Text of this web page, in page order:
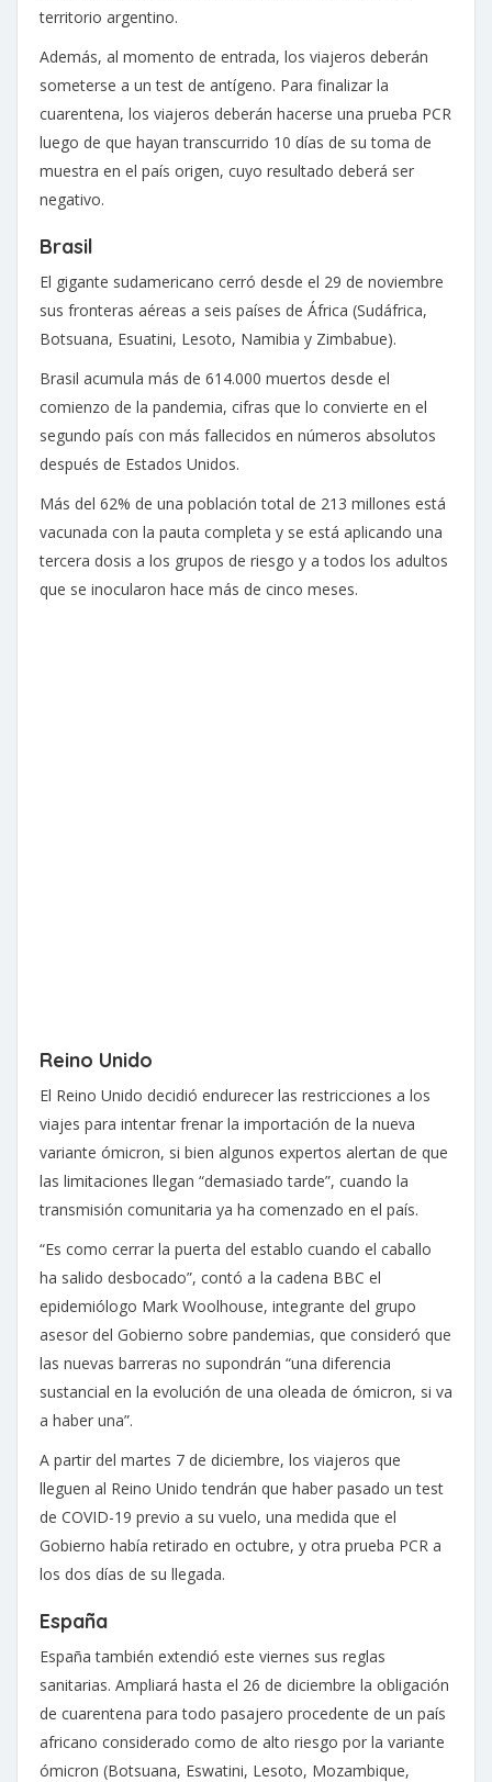
territorio argentino.
Además, al momento de entrada, los viajeros deberán
someterse a un test de antígeno. Para finalizar la
cuarentena, los viajeros deberán hacerse una prueba PCR
luego de que hayan transcurrido 10 días de su toma de
muestra en el país origen, cuyo resultado deberá ser
negativo.
Brasil
El gigante sudamericano cerró desde el 29 de noviembre
sus fronteras aéreas a seis países de África (Sudáfrica,
Botsuana, Esuatini, Lesoto, Namibia y Zimbabue).
Brasil acumula más de 614.000 muertos desde el
comienzo de la pandemia, cifras que lo convierte en el
segundo país con más fallecidos en números absolutos
después de Estados Unidos.
Más del 62% de una población total de 213 millones está
vacunada con la pauta completa y se está aplicando una
tercera dosis a los grupos de riesgo y a todos los adultos
que se inocularon hace más de cinco meses.
Reino Unido
El Reino Unido decidió endurecer las restricciones a los
viajes para intentar frenar la importación de la nueva
variante ómicron, si bien algunos expertos alertan de que
las limitaciones llegan “demasiado tarde”, cuando la
transmisión comunitaria ya ha comenzado en el país.
“Es como cerrar la puerta del establo cuando el caballo
ha salido desbocado”, contó a la cadena BBC el
epidemiólogo Mark Woolhouse, integrante del grupo
asesor del Gobierno sobre pandemias, que consideró que
las nuevas barreras no supondrán “una diferencia
sustancial en la evolución de una oleada de ómicron, si va
a haber una”.
A partir del martes 7 de diciembre, los viajeros que
lleguen al Reino Unido tendrán que haber pasado un test
de COVID-19 previo a su vuelo, una medida que el
Gobierno había retirado en octubre, y otra prueba PCR a
los dos días de su llegada.
España
España también extendió este viernes sus reglas
sanitarias. Ampliará hasta el 26 de diciembre la obligación
de cuarentena para todo pasajero procedente de un país
africano considerado como de alto riesgo por la variante
ómicron (Botsuana, Eswatini, Lesoto, Mozambique,